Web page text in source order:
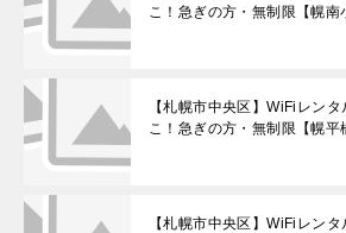
こ！急ぎの方・無制限【幌南
【札幌市中央区】WiFiレン
こ！急ぎの方・無制限【幌平
【札幌市中央区】WiFiレン